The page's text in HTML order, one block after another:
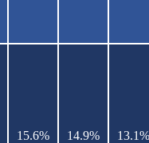
15.6% 14.9% 13.1%